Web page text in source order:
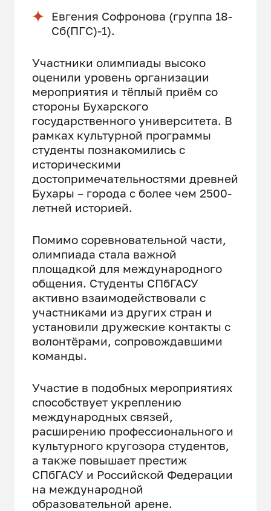
Евгения Софронова (группа 18-
Сб(ПГС)-1).
Участники олимпиады высоко
оценили уровень организации
мероприятия и тёплый приём со
стороны Бухарского
государственного университета. В
рамках культурной программы
студенты познакомились с
историческими
достопримечательностями древней
Бухары – города с более чем 2500-
летней историей.
Помимо соревновательной части,
олимпиада стала важной
площадкой для международного
общения. Студенты СПбГАСУ
активно взаимодействовали с
участниками из других стран и
установили дружеские контакты с
волонтёрами, сопровождавшими
команды.
Участие в подобных мероприятиях
способствует укреплению
международных связей,
расширению профессионального и
культурного кругозора студентов,
а также повышает престиж
СПбГАСУ и Российской Федерации
на международной
образовательной арене.